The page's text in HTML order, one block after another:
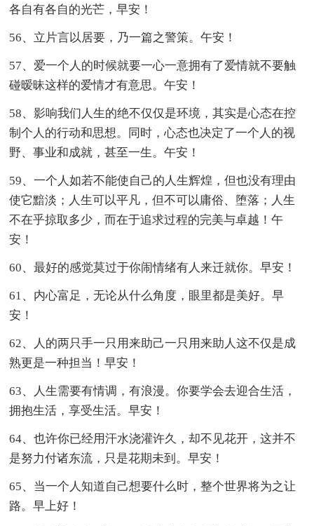
各自有各自的光芒，早安！
56、立片言以居要，乃一篇之警策。午安！
57、爱一个人的时候就要一心一意拥有了爱情就不要触
碰暧昧这样的爱情才有意思。午安！
58、影响我们人生的绝不仅仅是环境，其实是心态在控
制个人的行动和思想。同时，心态也决定了一个人的视
野、事业和成就，甚至一生。午安！
59、一个人如若不能使自己的人生辉煌，但也没有理由
使它黯淡；人生可以平凡，但不可以庸俗、堕落；人生
不在乎掠取多少，而在于追求过程的完美与卓越！午
安！
60、最好的感觉莫过于你闹情绪有人来迁就你。早安！
61、内心富足，无论从什么角度，眼里都是美好。早
安！
62、人的两只手一只用来助己一只用来助人这不仅是成
熟更是一种担当！早安！
63、人生需要有情调，有浪漫。你要学会去迎合生活，
拥抱生活，享受生活。早安！
64、也许你已经用汗水浇灌许久，却不见花开，这并不
是努力付诸东流，只是花期未到。早安！
65、当一个人知道自己想要什么时，整个世界将为之让
路。早上好！